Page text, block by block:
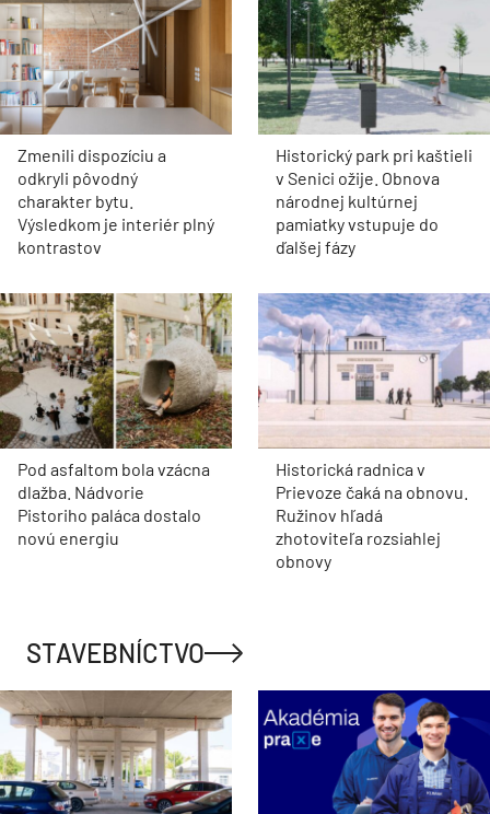
Zmenili dispozíciu a
odkryli pôvodný
charakter bytu.
Výsledkom je interiér plný
kontrastov
Historický park pri kaštieli
v Senici ožije. Obnova
národnej kultúrnej
pamiatky vstupuje do
ďalšej fázy
Pod asfaltom bola vzácna
dlažba. Nádvorie
Pistoriho paláca dostalo
novú energiu
Historická radnica v
Prievoze čaká na obnovu.
Ružinov hľadá
zhotoviteľa rozsiahlej
obnovy
STAVEBNÍCTVO